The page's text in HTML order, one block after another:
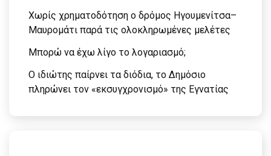
Χωρίς χρηματοδότηση ο δρόμος Ηγουμενίτσα–
Μαυρομάτι παρά τις ολοκληρωμένες μελέτες
Μπορώ να έχω λίγο το λογαριασμό;
Ο ιδιώτης παίρνει τα διόδια, το Δημόσιο
πληρώνει τον «εκσυγχρονισμό» της Εγνατίας